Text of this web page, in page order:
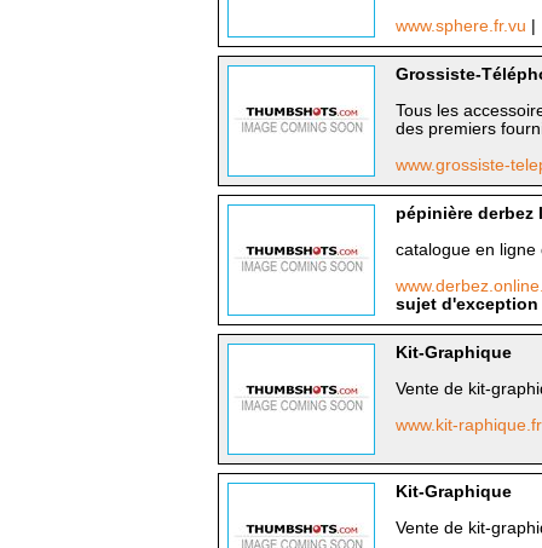
www.sphere.fr.vu
Grossiste-
Tous les
des premiers
www.grossiste-
pépinière
catalogue en
sujet d'exception
Kit-Graphique
Vente de kit-
www.kit-
Kit-Graphique
Vente de kit-